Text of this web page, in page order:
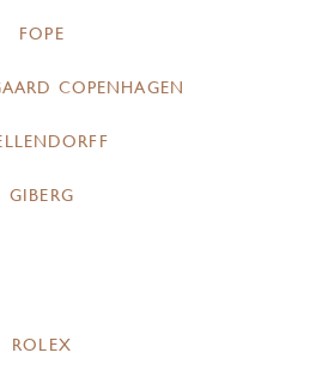
FOPE
COPENHAGEN
GIBERG
ROLEX